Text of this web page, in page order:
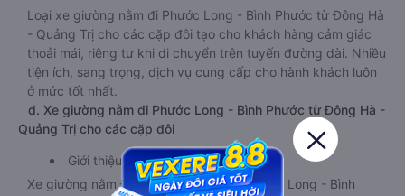
Loại xe giường nằm đi Phước Long - Bình Phước từ Đông Hà
- Quảng Trị cho các cặp đôi tạo cho khách hàng cảm giác
thoải mái, riêng tư khi di chuyển trên tuyến đường dài. Nhiều
tiện ích, sang trọng, dịch vụ cung cấp cho hành khách luôn
ở mức tốt nhất.
d. Xe giường nằm đi Phước Long - Bình Phước từ Đông Hà -
Quảng Trị cho các cặp đôi
Giới thiệu
Xe giường nằm Đông Hà - Quảng Trị Phước Long - Bình